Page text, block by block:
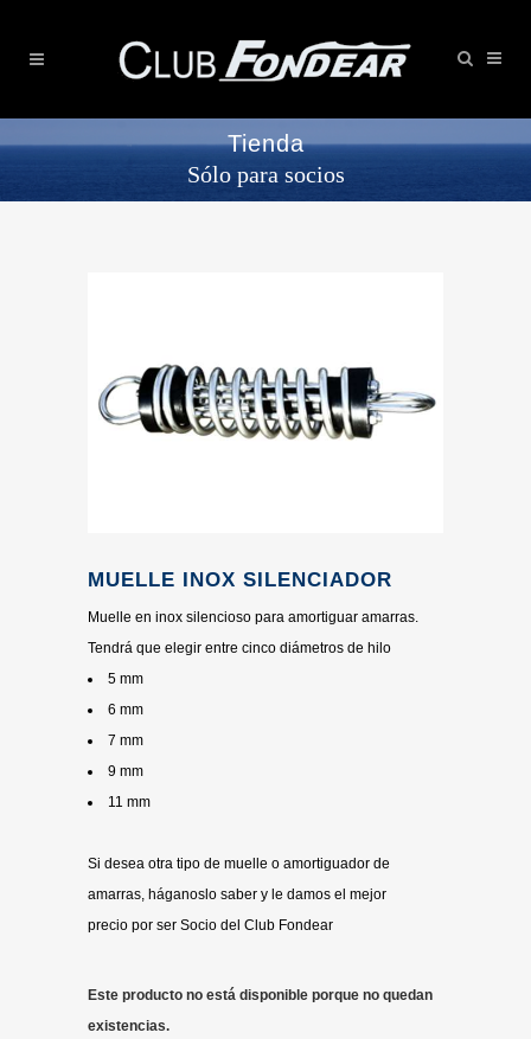
Tienda
Sólo para socios
MUELLE INOX SILENCIADOR
Muelle en inox silencioso para amortiguar amarras.
Tendrá que elegir entre cinco diámetros de hilo
5 mm
6 mm
7 mm
9 mm
11 mm
Si desea otra tipo de muelle o amortiguador de
amarras, háganoslo saber y le damos el mejor
precio por ser Socio del Club Fondear
Este producto no está disponible porque no quedan
existencias.